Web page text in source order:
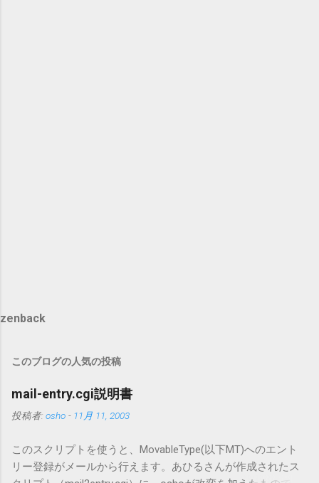
zenback
このブログの人気の投稿
mail-entry.cgi説明書
投稿者: osho - 11月 11, 2003
このスクリプトを使うと、MovableType(以下MT)へのエント
リー登録がメールから行えます。あひるさんが作成されたス